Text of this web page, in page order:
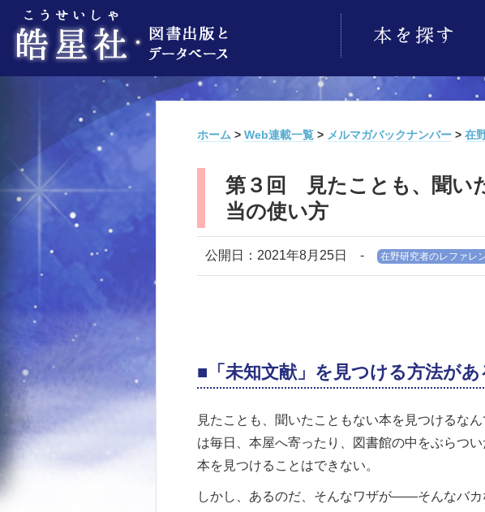
ホーム > Web連載一覧 > メルマガバックナンバー > 在
第３回 見たことも、聞い
当の使い方
公開日：2021年8月25日 - 在野研究者のレファレ
■「未知文献」を見つける方法があ
見たことも、聞いたこともない本を見つけるな
は毎日、本屋へ寄ったり、図書館の中をぶらつ
本を見つけることはできない。
しかし、あるのだ、そんなワザが――そんなバ